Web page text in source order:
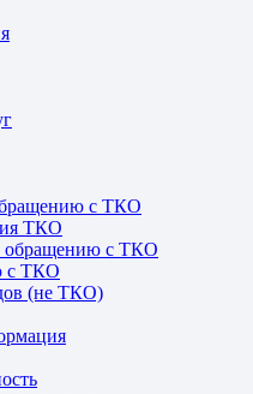
с ТКО
ТКО
обращению с ТКО
с ТКО
(не ТКО)